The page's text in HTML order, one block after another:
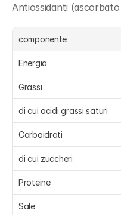
Antiossidanti
componente
Energia
Grassi
di cui acidi grassi saturi
Carboidrati
di cui zuccheri
Proteine
Sale